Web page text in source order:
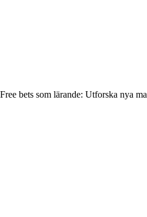
Free bets som lärande: Utforska nya